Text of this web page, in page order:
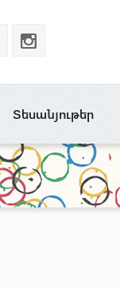
x
Տեսանյութեր